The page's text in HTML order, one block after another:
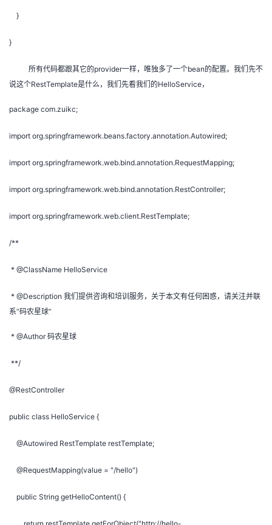
}
}
所有代码都跟其它的provider一样，唯独多了一个bean的配置。我们先不
说这个RestTemplate是什么，我们先看我们的HelloService，
package com.zuikc;
import org.springframework.beans.factory.annotation.Autowired;
import org.springframework.web.bind.annotation.RequestMapping;
import org.springframework.web.bind.annotation.RestController;
import org.springframework.web.client.RestTemplate;
/**
* @ClassName HelloService
* @Description 我们提供咨询和培训服务，关于本文有任何困惑，请关注并联
系“码农星球”
* @Author 码农星球
**/
@RestController
public class HelloService {
@Autowired RestTemplate restTemplate;
@RequestMapping(value = "/hello")
public String getHelloContent() {